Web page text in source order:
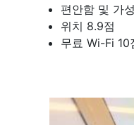
편안함 및 가
위치 8.9점
무료 Wi-Fi 10